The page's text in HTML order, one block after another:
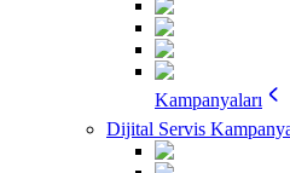
Kampanyaları
Dijital Servis